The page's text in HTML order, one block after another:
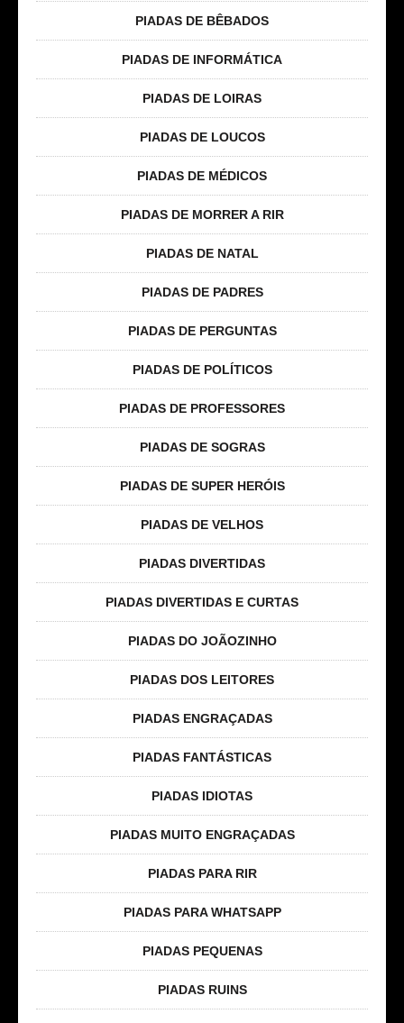
PIADAS DE BÊBADOS
PIADAS DE INFORMÁTICA
PIADAS DE LOIRAS
PIADAS DE LOUCOS
PIADAS DE MÉDICOS
PIADAS DE MORRER A RIR
PIADAS DE NATAL
PIADAS DE PADRES
PIADAS DE PERGUNTAS
PIADAS DE POLÍTICOS
PIADAS DE PROFESSORES
PIADAS DE SOGRAS
PIADAS DE SUPER HERÓIS
PIADAS DE VELHOS
PIADAS DIVERTIDAS
PIADAS DIVERTIDAS E CURTAS
PIADAS DO JOÃOZINHO
PIADAS DOS LEITORES
PIADAS ENGRAÇADAS
PIADAS FANTÁSTICAS
PIADAS IDIOTAS
PIADAS MUITO ENGRAÇADAS
PIADAS PARA RIR
PIADAS PARA WHATSAPP
PIADAS PEQUENAS
PIADAS RUINS